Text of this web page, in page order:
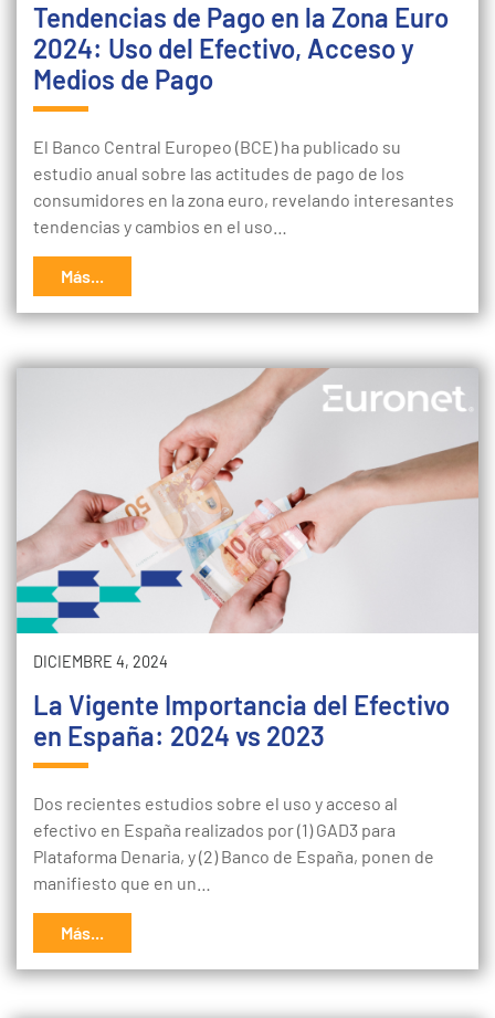
Tendencias de Pago en la Zona Euro
2024: Uso del Efectivo, Acceso y
Medios de Pago
El Banco Central Europeo (BCE) ha publicado su
estudio anual sobre las actitudes de pago de los
consumidores en la zona euro, revelando interesantes
tendencias y cambios en el uso…
Más...
DICIEMBRE 4, 2024
La Vigente Importancia del Efectivo
en España: 2024 vs 2023
Dos recientes estudios sobre el uso y acceso al
efectivo en España realizados por (1) GAD3 para
Plataforma Denaria, y (2) Banco de España, ponen de
manifiesto que en un…
Más...